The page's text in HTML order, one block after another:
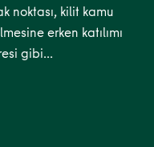
noktası, kilit kamu
erken katılımı
gibi…